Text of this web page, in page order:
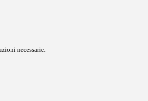
necessarie.